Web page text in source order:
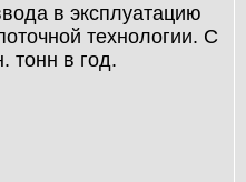
в эксплуатацию
технологии. С
тонн в год.